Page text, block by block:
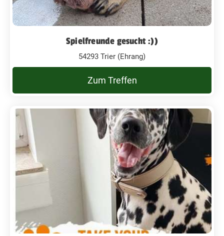
Spielfreunde gesucht :))
54293 Trier (Ehrang)
Zum Treffen